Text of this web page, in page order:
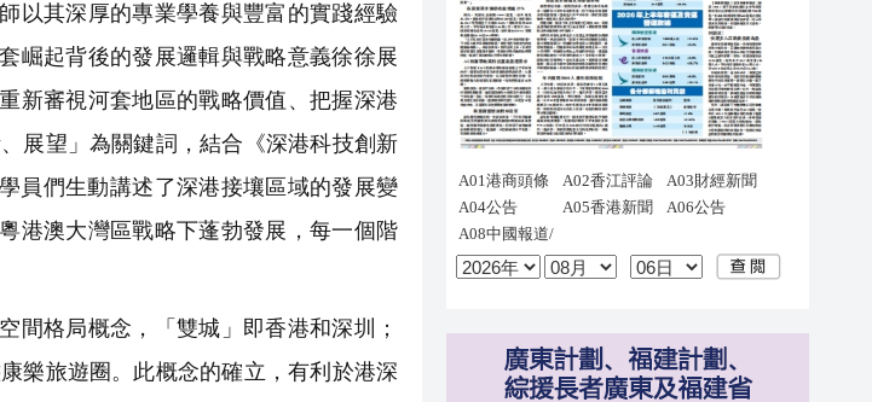
以其深厚的專業學養與豐富的實踐經驗
崛起背後的發展邏輯與戰略意義徐徐展
新審視河套地區的戰略價值、把握深港
展望」為關鍵詞，結合《深港科技創新
員們生動講述了深港接壤區域的發展變
港澳大灣區戰略下蓬勃發展，每一個階
格局概念，「雙城」即香港和深圳；
樂旅遊圈。此概念的確立，有利於港深